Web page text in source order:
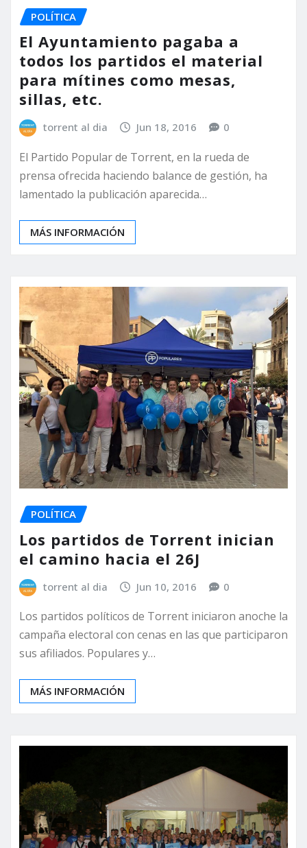
POLÍTICA
El Ayuntamiento pagaba a
todos los partidos el material
para mítines como mesas,
sillas, etc.
torrent al dia Jun 18, 2016 0
El Partido Popular de Torrent, en la rueda de
prensa ofrecida haciendo balance de gestión, ha
lamentado la publicación aparecida…
MÁS INFORMACIÓN
POLÍTICA
Los partidos de Torrent inician
el camino hacia el 26J
torrent al dia Jun 10, 2016 0
Los partidos políticos de Torrent iniciaron anoche la
campaña electoral con cenas en las que participaron
sus afiliados. Populares y…
MÁS INFORMACIÓN